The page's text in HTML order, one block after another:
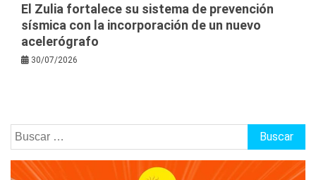
El Zulia fortalece su sistema de prevención
sísmica con la incorporación de un nuevo
acelerógrafo
30/07/2026
Buscar: